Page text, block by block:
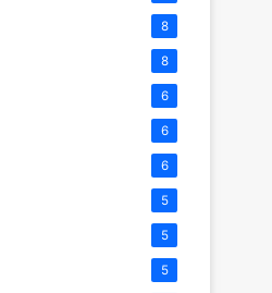
8
8
6
6
6
5
5
5